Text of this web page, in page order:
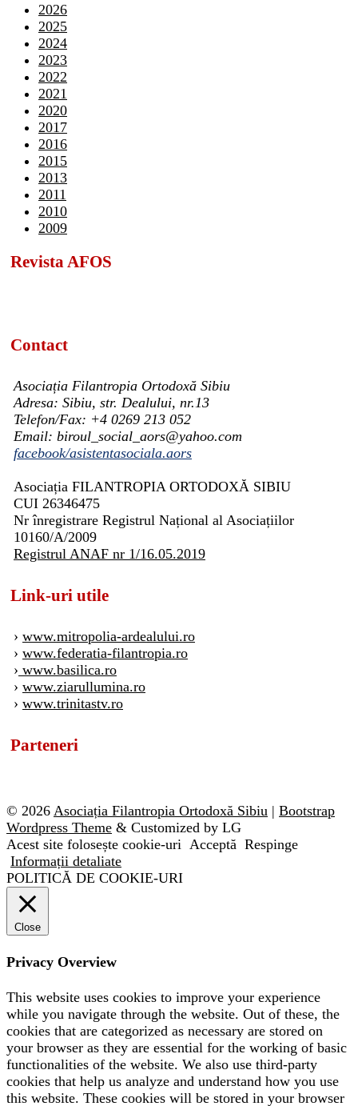
2026
2025
2024
2023
2022
2021
2020
2017
2016
2015
2013
2011
2010
2009
Revista AFOS
Contact
Asociația Filantropia Ortodoxă Sibiu
Adresa: Sibiu, str. Dealului, nr.13
Telefon/Fax: +4 0269 213 052
Email: biroul_social_aors@yahoo.com
facebook/asistentasociala.aors
Asociația FILANTROPIA ORTODOXĂ SIBIU
CUI 26346475
Nr înregistrare Registrul Național al Asociațiilor
10160/A/2009
Registrul ANAF nr 1/16.05.2019
Link-uri utile
› www.mitropolia-ardealului.ro
› www.federatia-filantropia.ro
› www.basilica.ro
› www.ziarullumina.ro
› www.trinitastv.ro
Parteneri
© 2026 Asociația Filantropia Ortodoxă Sibiu | Bootstrap
Wordpress Theme & Customized by LG
Acest site folosește cookie-uri Acceptă Respinge
Informații detaliate
POLITICĂ DE COOKIE-URI
Close
Privacy Overview
This website uses cookies to improve your experience
while you navigate through the website. Out of these, the
cookies that are categorized as necessary are stored on
your browser as they are essential for the working of basic
functionalities of the website. We also use third-party
cookies that help us analyze and understand how you use
this website. These cookies will be stored in your browser